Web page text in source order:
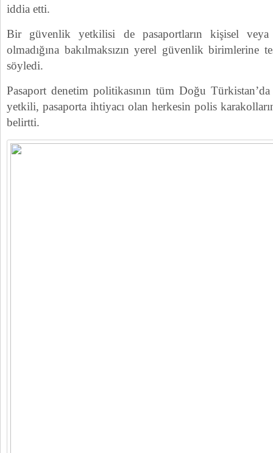
iddia etti.
Bir güvenlik yetkilisi de pasaportların kişisel
olmadığına bakılmaksızın yerel güvenlik birimlerine
söyledi.
Pasaport denetim politikasının tüm Doğu Türkistan’da
yetkili, pasaporta ihtiyacı olan herkesin polis
belirtti.